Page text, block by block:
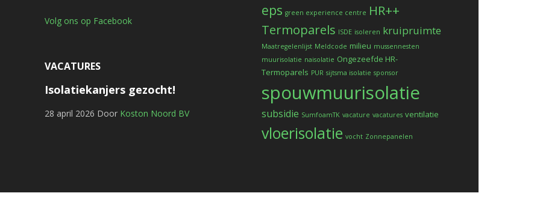
Volg ons op Facebook
VACATURES
Isolatiekanjers gezocht!
28 april 2026 Door Koston Noord BV
eps green experience centre HR++
Termoparels ISDE isoleren kruipruimte
Maatregelenlijst Meldcode milieu mussennesten
muurisolatie naisolatie Ongezeefde HR-
Termoparels PUR sijtsma isolatie sponsor
spouwmuurisolatie
subsidie SumfoamTK vacature vacatures ventilatie
vloerisolatie vocht Zonnepanelen